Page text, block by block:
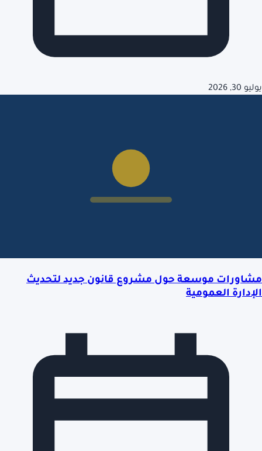
يوليو 30, 2026
مشاورات موسعة حول مشروع قانون جديد لتحديث
الإدارة العمومية